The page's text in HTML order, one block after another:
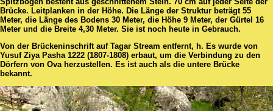
Brücke. Leitplanken in der Höhe. Die Länge der Struktur beträgt 55
Meter, die Länge des Bodens 30 Meter, die Höhe 9 Meter, der Gürtel 16
Meter und die Breite 4,30 Meter. Sie ist noch heute in Gebrauch.
Von der Brückeninschrift auf Tagar Stream entfernt, h. Es wurde von
Yusuf Ziya Pasha 1222 (1807-1808) erbaut, um die Verbindung zu den
Dörfern von Ova herzustellen. Es ist auch als die untere Brücke
bekannt.